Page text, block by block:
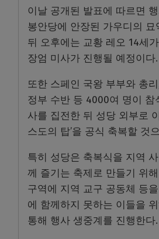
이날 공개된 발표에 따르면
봉안당에 안장된 가우디의 묘
뒤 오후에는 교황 레오 14세
장엄 미사가 진행될 예정이다.
또한 스페인 국왕 부부와 총
정부 수반 등 4000여 명이 참
사를 집전한 뒤 성당 외부로
스도의 탑’을 공식 축복할 것
특히 성당은 축복식을 지역
께 즐기는 축제로 만들기 위
구역에 지역 교구 공동체 등
에 함께하지 못하는 이들을 위
통해 행사 생중계를 진행한다.